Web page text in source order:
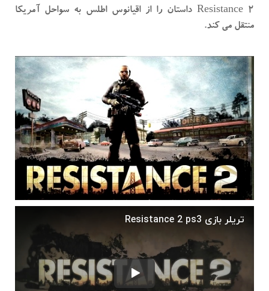
Resistance 2 داستان را از اقیانوس اطلس به سواحل آمریکا
منتقل می کند.